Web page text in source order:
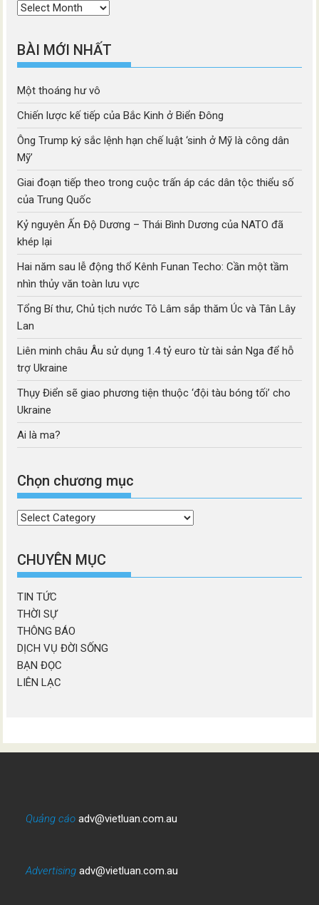
Thời
BÀI MỚI NHẤT
Một thoáng hư vô
Chiến lược kế tiếp của Bắc Kinh ở Biển Đông
Ông Trump ký sắc lệnh hạn chế luật ‘sinh ở Mỹ là công dân
Mỹ’
Giai đoạn tiếp theo trong cuộc trấn áp các dân tộc thiểu số
của Trung Quốc
Kỷ nguyên Ấn Độ Dương – Thái Bình Dương của NATO đã
khép lại
Hai năm sau lễ động thổ Kênh Funan Techo: Cần một tầm
nhìn thủy văn toàn lưu vực
Tổng Bí thư, Chủ tịch nước Tô Lâm sắp thăm Úc và Tân Lây
Lan
Liên minh châu Âu sử dụng 1.4 tỷ euro từ tài sản Nga để hỗ
trợ Ukraine
Thụy Điển sẽ giao phương tiện thuộc ‘đội tàu bóng tối’ cho
Ukraine
Ai là ma?
Chọn chương mục
Chọn
mục
CHUYÊN MỤC
TIN TỨC
THỜI SỰ
THÔNG BÁO
DỊCH VỤ ĐỜI SỐNG
BẠN ĐỌC
LIÊN LẠC
Quảng cáo adv@vietluan.com.au
Advertising adv@vietluan.com.au